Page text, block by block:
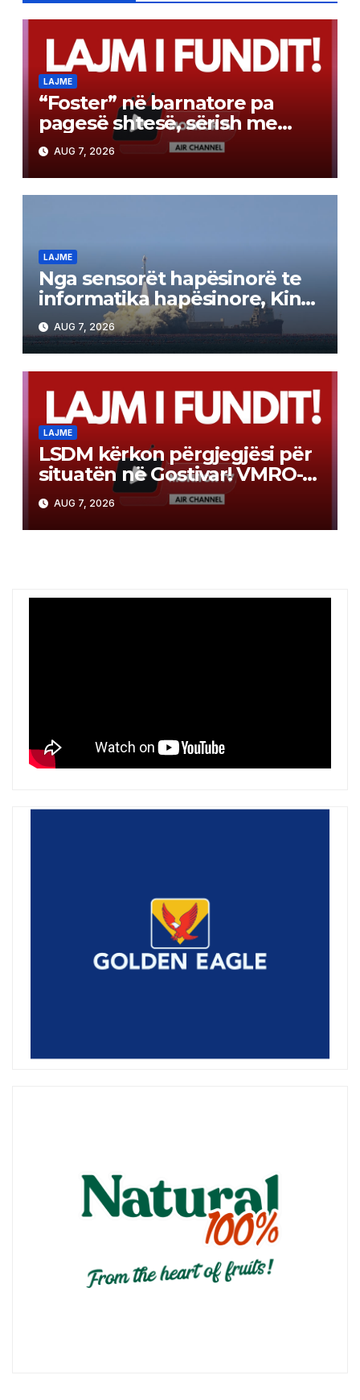
LAJME
“Foster” në barnatore pa
pagesë shtesë, sërish me
recetë vetëm 280 denarë
participim
AUG 7, 2026
LAJME
Nga sensorët hapësinorë te
informatika hapësinore, Kina
lëshon satelitët me
inteligjencë artificiale
AUG 7, 2026
LAJME
LSDM kërkon përgjegjësi për
situatën në Gostivar! VMRO-
DPMNE kundërpërgjigjet: Uji
ishte i ndotur në kohën tuaj
AUG 7, 2026